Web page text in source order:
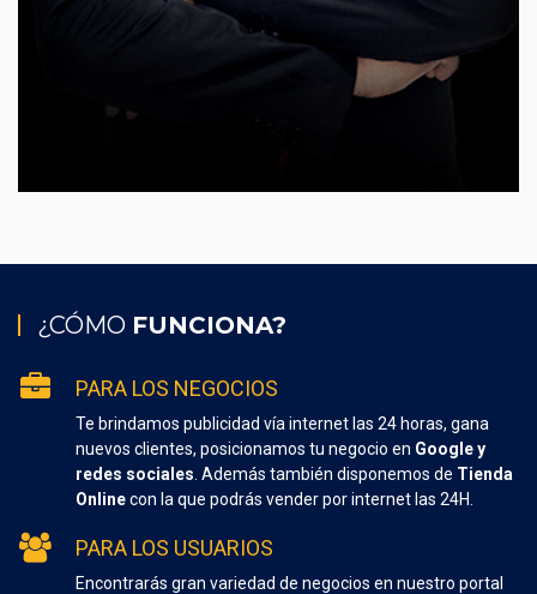
¿CÓMO FUNCIONA?
PARA LOS NEGOCIOS
Te brindamos publicidad vía internet las 24 horas, gana
nuevos clientes, posicionamos tu negocio en Google y
redes sociales . Además también disponemos de Tienda
Onlinecon la que podrás vender por internet las 24H.
PARA LOS USUARIOS
Encontrarás gran variedad de negocios en nuestro portal